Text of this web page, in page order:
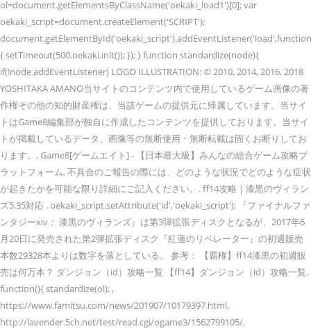
ol=document.getElementsByClassName('oekaki_load1')[0]; var
oekaki_script=document.createElement('SCRIPT');
{ setTimeout(500,oekaki.init()); }); } function standardize(node){
if(!node.addEventListener) LOGO ILLUSTRATION: © 2010, 2014, 2016, 2018
YOSHITAKA AMANO当サイトのコンテンツ内で使用しているゲーム画像の著
作権その他の知的財産権は、当該ゲームの提供元に帰属しています。当サイ
トはGame8編集部が独自に作成したコンテンツを提供しております。当サイ
トが掲載しているデータ、画像等の無断使用・無断転載は固くお断りしてお
ります。, Game8[ゲームエイト] - 【日本最大級】みんなの総合ゲーム攻略プ
ラットフォーム, 不具合のご報告の際には、どのような状況でどのような症状
が起きたかを可能な限り詳細にご記入ください。. ff14攻略｜漆黒のヴィラン
ズ5.35対応 . oekaki_script.setAttribute('id','oekaki_script'); 『ファイナルファ
ンタジーxiv： 漆黒のヴィランズ』は第3弾拡張ディスクとなるが、2017年6
月20日に発売された第2弾拡張ディスク『紅蓮のリベレーター』の初週販売
本数29328本よりは数字を落としている。 参考： 【覇権】ff14漆黒の初週販
売は何万本？ ダンジョン（id）攻略一覧 【ff14】ダンジョン（id）攻略一覧.
function(){ standardize(ol);,
https://www.famitsu.com/news/201907/10179397.html,
http://lavender.5ch.net/test/read.cgi/ogame3/1562799105/,